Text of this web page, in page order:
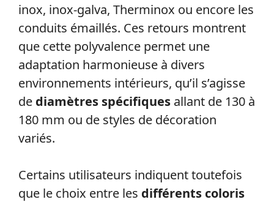
inox, inox-galva, Therminox ou encore les
conduits émaillés. Ces retours montrent
que cette polyvalence permet une
adaptation harmonieuse à divers
environnements intérieurs, qu’il s’agisse
de diamètres spécifiques allant de 130 à
180 mm ou de styles de décoration
variés.
Certains utilisateurs indiquent toutefois
que le choix entre les différents coloris